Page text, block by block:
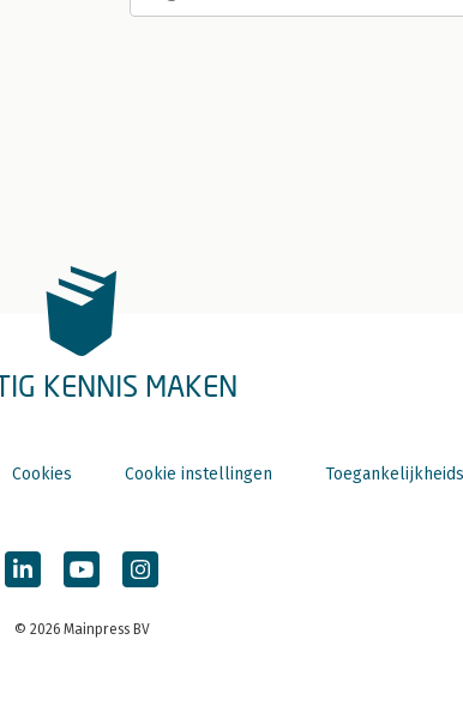
KENNIS MAKEN
Cookies Cookie instellingen
© 2026 Mainpress BV